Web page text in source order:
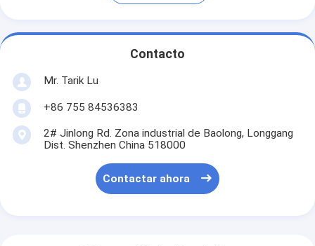
Contacto
Mr. Tarik Lu
+86 755 84536383
2# Jinlong Rd. Zona industrial de Baolong, Longgang
Dist. Shenzhen China 518000
Contactar ahora